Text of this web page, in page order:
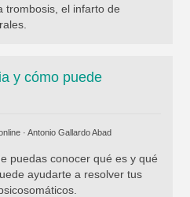
trombosis, el infarto de
y cómo puede
· Antonio Gallardo Abad
puedas conocer qué es y qué
ayudarte a resolver tus